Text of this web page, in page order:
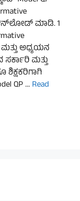
ಡೌನ್‌ಲೋಡ್ ಮಾಡಿ. 1
ಮತ್ತು ಅಧ್ಯಯನ
ಸರ್ಕಾರಿ ಮತ್ತು
ಶಿಕ್ಷಕರಿಗಾಗಿ
QP … Read